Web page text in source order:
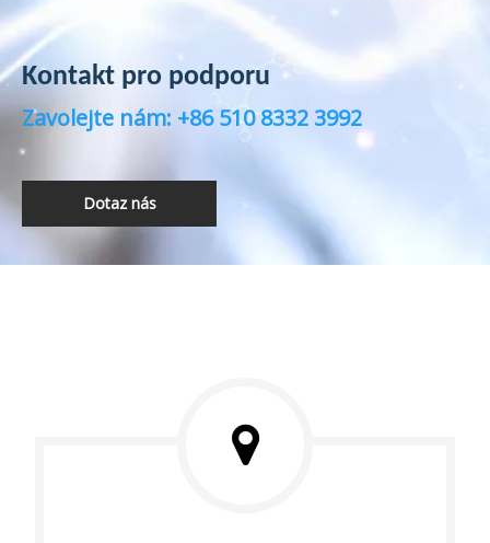
Kontakt pro podporu
Zavolejte nám: +86 510 8332 3992
Dotaz nás